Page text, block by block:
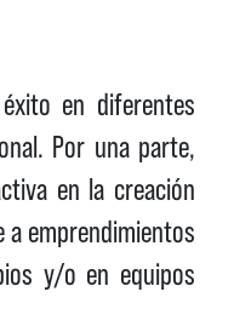
en diferentes
Por una parte,
en la creación
a emprendimientos
y/o en equipos